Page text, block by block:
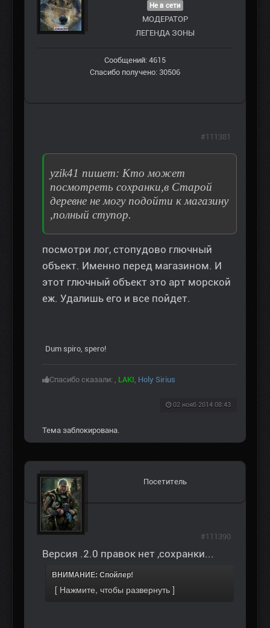
Не в сети
МОДЕРАТОР
ЛЕГЕНДА ЗОНЫ
Сообщений: 4615
Спасибо получено: 30506
yzik41 пишет: Кто может
посмотреть сохранки,в Старой
деревне не могу подойти к магазину
,полный ступор.
посмотри лог, стопудово глючный
объект. Именно перед магазином. И
этот глючный объект это арт морской
еж. Удалишь его и все пойдет.
Dum spiro, spero!
Спасибо сказали: LAKI Holy Sirius
02 нояб 2014 08:43
#111381
Тема заблокирована.
Посетитель
Версия .2.0 правок нет ,сохранки...
ВНИМАНИЕ: Спойлер!
#111390